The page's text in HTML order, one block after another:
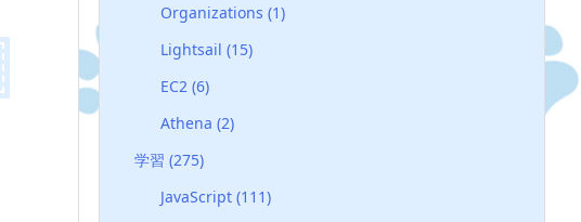
Organizations(1)
Lightsail(15)
EC2(6)
Athena(2)
学習 (275)
JavaScript(111)